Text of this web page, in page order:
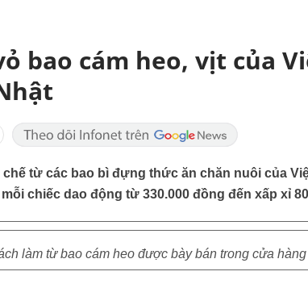
bao cám heo, vịt của
từ các bao bì đựng thức ăn chăn nuôi của
chiếc dao động từ 330.000 đồng đến xấp xỉ
làm từ bao cám heo được bày bán trong cửa hàng